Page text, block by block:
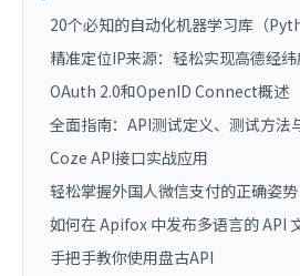
20个必知的自动化机器学习库（
精准定位IP来源：轻松实现高德经
OAuth 2.0和OpenID Connect概述
全面指南：API测试定义、测试方法
Coze API接口实战应用
轻松掌握外国人微信支付的正确姿势
如何在 Apifox 中发布多语言的 API
手把手教你使用盘古API